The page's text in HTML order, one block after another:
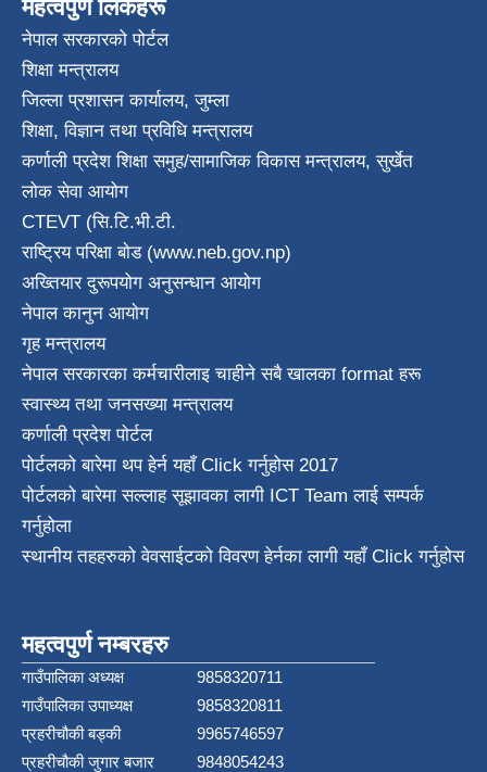
महत्वपुर्ण लिंकहरू
नेपाल सरकारको पोर्टल
शिक्षा मन्त्रालय
जिल्ला प्रशासन कार्यालय, जुम्ला
शिक्षा, विज्ञान तथा प्रविधि मन्त्रालय
कर्णाली प्रदेश शिक्षा समुह/सामाजिक विकास मन्त्रालय, सुर्खेत
लोक सेवा आयोग
CTEVT (सि.टि.भी.टी.
राष्ट्रिय परिक्षा बाेड (www.neb.gov.np)
अख्तियार दुरूपयोग अनुसन्धान आयोग
नेपाल कानुन आयाेग
गृह मन्त्रालय
नेपाल सरकारका कर्मचारीलाइ चाहीने सबै खालका format हरू
स्वास्थ्य तथा जनस‌ख्या मन्त्रालय
कर्णाली प्रदेश पाेर्टल
पोर्टलको बारेमा थप हेर्नयहाँ Click गर्नुहोस2017
पोर्टलको बारेमा सल्लाह सूझावका लागी ICT Teamलाई सम्पर्क
गर्नुहोला
स्थानीय तहहरुको वेवसाईटको विवरण हेर्नका लागी यहाँ Click गर्नुहोस
महत्वपुर्ण नम्बरहरु
गाउँपालिका अध्यक्ष
9858320711
गाउँपालिका उपाध्यक्ष
9858320811
प्रहरीचौकी बड्की
9965746597
प्रहरीचौकी जुगार बजार
9848054243